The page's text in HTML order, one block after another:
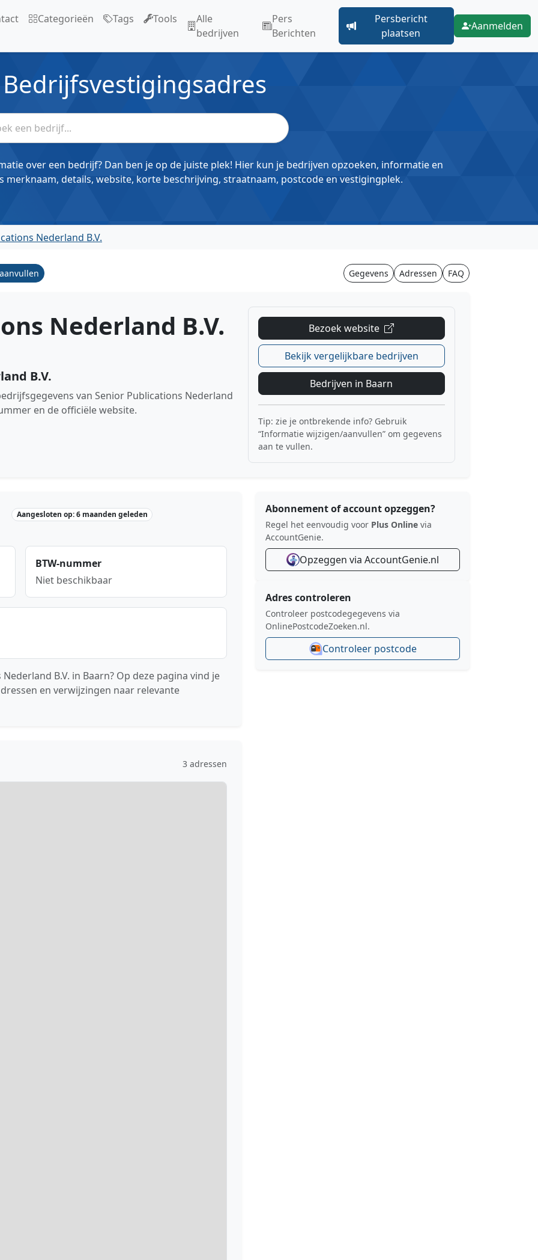
Categorieën Tags Tools
Alle
bedrijven
Pers
Berichten
Persbericht
plaatsen
Aanmelden
Bedrijfsvestigingsadres
over een bedrijf? Dan ben je op de juiste plek! Hier kun je bedrijven opzoeken, informatie en
merknaam, details, website, korte beschrijving, straatnaam, postcode en vestigingplek.
Nederland B.V.
Gegevens Adressen FAQ
Nederland B.V.
B.V.
van Senior Publications Nederland
en de officiële website.
Bezoek website
Bekijk vergelijkbare bedrijven
Bedrijven in Baarn
Tip: zie je ontbrekende info? Gebruik
“Informatie wijzigen/aanvullen” om gegevens
aan te vullen.
Aangesloten op: 6 maanden geleden
BTW-nummer
Niet beschikbaar
B.V. in Baarn? Op deze pagina vind je
en verwijzingen naar relevante
3 adressen
Abonnement of account opzeggen?
Regel het eenvoudig voor Plus Online via
AccountGenie.
Opzeggen via AccountGenie.nl
Adres controleren
Controleer postcodegegevens via
OnlinePostcodeZoeken.nl.
Controleer postcode